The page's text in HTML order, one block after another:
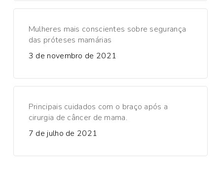
Mulheres mais conscientes sobre segurança
das próteses mamárias
3 de novembro de 2021
Principais cuidados com o braço após a
cirurgia de câncer de mama.
7 de julho de 2021